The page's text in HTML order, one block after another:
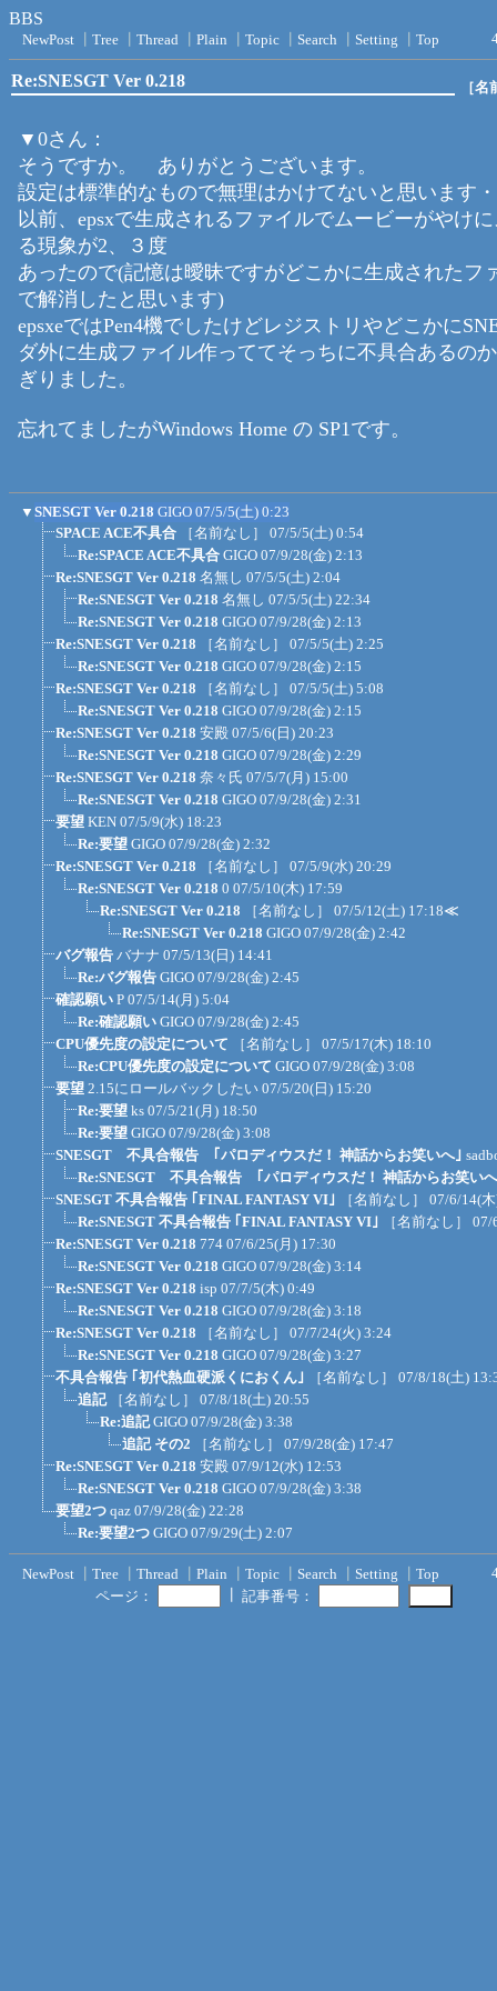
BBS
NewPost Tree Thread Plain Topic Search Setting Top
Re:SNESGT Ver 0.218 ［
▼0さん：
そうですか。 ありがとうございます。
設定は標準的なもので無理はかけてないと思います
以前、epsxで生成されるファイルでムービーがやけ
る現象が2、３度
あったので(記憶は曖昧ですがどこかに生成されたフ
で解消したと思います)
epsxeではPen4機でしたけどレジストリやどこかに
ダ外に生成ファイル作っててそっちに不具合あるの
ぎりました。
忘れてましたがWindows Home の SP1です。
▼ SNESGT Ver 0.218 GIGO 07/5/5(土) 0:23
SPACE ACE不具合
［名前なし］
07/5/5(土) 0:54
Re:SPACE ACE不具合 GIGO 07/9/28(金) 2:13
Re:SNESGT Ver 0.218 名無し 07/5/5(土) 2:04
Re:SNESGT Ver 0.218 名無し 07/5/5(土) 22:34
Re:SNESGT Ver 0.218 GIGO 07/9/28(金) 2:13
Re:SNESGT Ver 0.218
［名前なし］
07/5/5(土) 2:25
Re:SNESGT Ver 0.218 GIGO 07/9/28(金) 2:15
Re:SNESGT Ver 0.218
［名前なし］
07/5/5(土) 5:08
Re:SNESGT Ver 0.218 GIGO 07/9/28(金) 2:15
Re:SNESGT Ver 0.218 安殿 07/5/6(日) 20:23
Re:SNESGT Ver 0.218 GIGO 07/9/28(金) 2:29
Re:SNESGT Ver 0.218 奈々氏 07/5/7(月) 15:00
Re:SNESGT Ver 0.218 GIGO 07/9/28(金) 2:31
要望 KEN 07/5/9(水) 18:23
Re:要望 GIGO 07/9/28(金) 2:32
Re:SNESGT Ver 0.218
［名前なし］
07/5/9(水) 20:29
Re:SNESGT Ver 0.218 0 07/5/10(木) 17:59
Re:SNESGT Ver 0.218
［名前なし］ 07/5/12(土) 17:18≪
Re:SNESGT Ver 0.218 GIGO 07/9/28(金) 2:42
バグ報告 バナナ 07/5/13(日) 14:41
Re:バグ報告 GIGO 07/9/28(金) 2:45
確認願い P 07/5/14(月) 5:04
Re:確認願い GIGO 07/9/28(金) 2:45
CPU優先度の設定について
［名前なし］
07/5/17(木) 18:10
Re:CPU優先度の設定について GIGO 07/9/28(金) 3:08
要望 2.15にロールバックしたい 07/5/20(日) 15:20
Re:要望 ks 07/5/21(月) 18:50
Re:要望 GIGO 07/9/28(金) 3:08
SNESGT 不具合報告 ｢パロディウスだ！ 神話からお笑いへ｣
Re:SNESGT 不具合報告 ｢パロディウスだ！ 神話からお笑い
SNESGT 不具合報告 ｢FINAL FANTASY VI｣
［名前なし］
07/6/14(
Re:SNESGT 不具合報告 ｢FINAL FANTASY VI｣
［名前なし］
07/
Re:SNESGT Ver 0.218 774 07/6/25(月) 17:30
Re:SNESGT Ver 0.218 GIGO 07/9/28(金) 3:14
Re:SNESGT Ver 0.218 isp 07/7/5(木) 0:49
Re:SNESGT Ver 0.218 GIGO 07/9/28(金) 3:18
Re:SNESGT Ver 0.218
［名前なし］
07/7/24(火) 3:24
Re:SNESGT Ver 0.218 GIGO 07/9/28(金) 3:27
不具合報告 ｢初代熱血硬派くにおくん｣
［名前なし］
07/8/18(土)
追記
［名前なし］
07/8/18(土) 20:55
Re:追記 GIGO 07/9/28(金) 3:38
追記 その2
［名前なし］
07/9/28(金) 17:47
Re:SNESGT Ver 0.218 安殿 07/9/12(水) 12:53
Re:SNESGT Ver 0.218 GIGO 07/9/28(金) 3:38
要望2つ qaz 07/9/28(金) 22:28
Re:要望2つ GIGO 07/9/29(土) 2:07
NewPost Tree Thread Plain Topic Search Setting Top
ページ：
記事番号：